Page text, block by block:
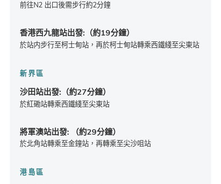
前往N2 出口後需步行約2分鐘
香港西九龍站出發:（約19分鐘）
於站内步行至柯士甸站，再於柯士甸站轉乘西鐵綫至尖東站
新界區
沙田站出發:（約27分鐘）
於紅磡站轉乘西鐵綫至尖東站
將軍澳站出發: （約29分鐘）
於北角站轉乘至金鐘站，再轉乘至尖沙咀站
港島區